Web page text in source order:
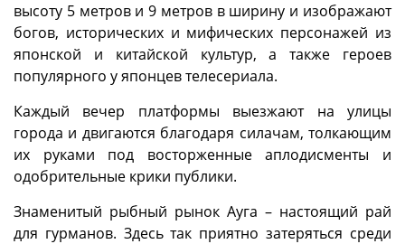
высоту 5 метров и 9 метров в ширину и изображают
богов, исторических и мифических персонажей из
японской и китайской культур, а также героев
популярного у японцев телесериала.
Каждый вечер платформы выезжают на улицы
города и двигаются благодаря силачам, толкающим
их руками под восторженные аплодисменты и
одобрительные крики публики.
Знаменитый рыбный рынок Ауга – настоящий рай
для гурманов. Здесь так приятно затеряться среди